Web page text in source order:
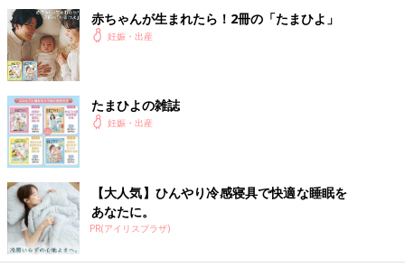
赤ちゃんが生まれたら！2冊の「たまひよ」
妊娠・出産
たまひよの雑誌
妊娠・出産
【大人気】ひんやり冷感寝具で快適な睡眠を
あなたに。
PR(アイリスプラザ)